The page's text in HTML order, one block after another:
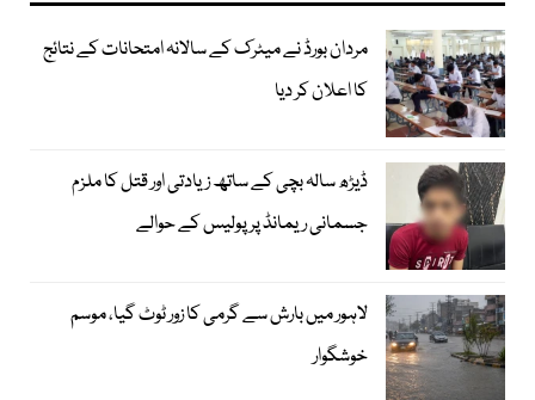
مردان بورڈ نے میٹرک کے سالانہ امتحانات کے نتائج
کا اعلان کر دیا
ڈیڑھ سالہ بچی کے ساتھ زیادتی اور قتل کا ملزم
جسمانی ریمانڈ پر پولیس کے حوالے
لاہور میں بارش سے گرمی کا زور ٹوٹ گیا، موسم
خوشگوار